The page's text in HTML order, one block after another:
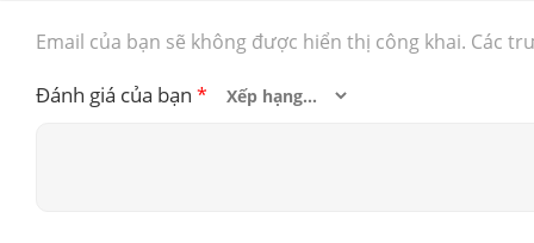
Email của bạn sẽ không được hiển thị công khai. Các
Đánh giá của bạn *